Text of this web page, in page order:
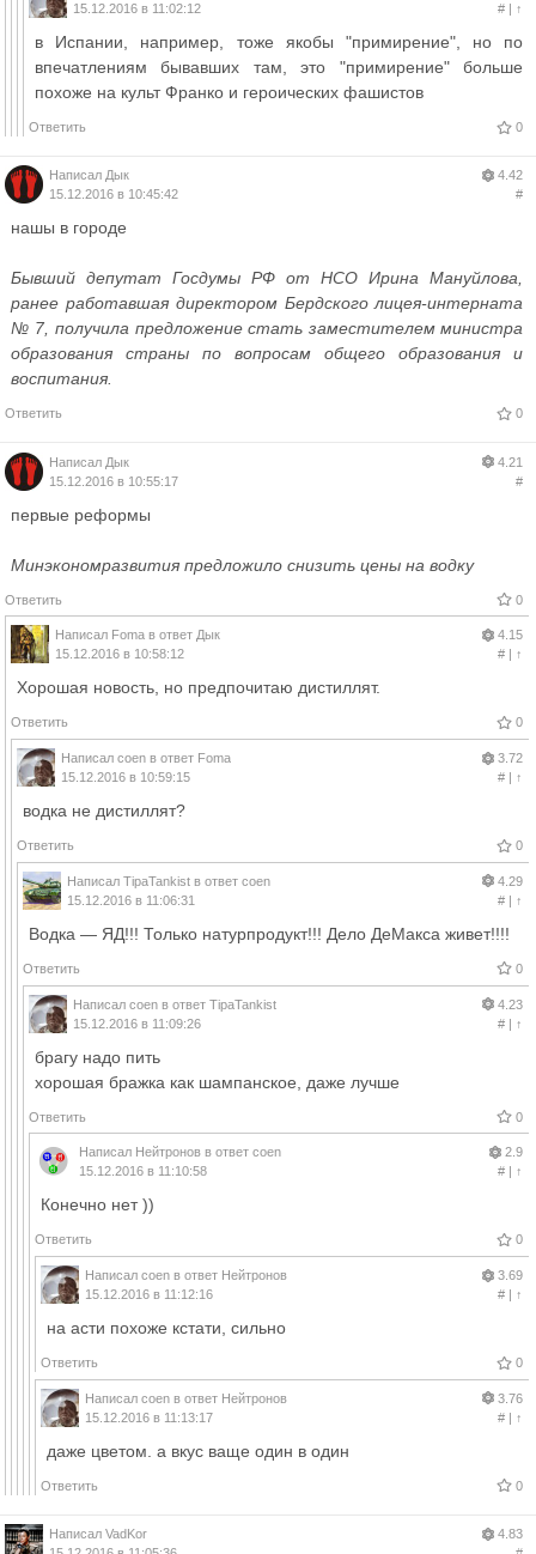
15.12.2016 в 11:02:12
#| ↑
в Испании, например, тоже якобы "примирение", но по
впечатлениям бывавших там, это "примирение" больше
похоже на культ Франко и героических фашистов
Ответить 0
Написал Дык
15.12.2016 в 10:45:42
4.42
#
нашы в городе
​Бывший депутат Госдумы РФ от НСО Ирина Мануйлова,
ранее работавшая директором Бердского лицея-интерната
№ 7, получила предложение стать заместителем министра
образования страны по вопросам общего образования и
воспитания.
Ответить 0
Написал Дык
15.12.2016 в 10:55:17
4.21
#
первые реформы
Минэкономразвития предложило снизить цены на водку
Ответить 0
Написал Foma в ответ Дык
15.12.2016 в 10:58:12
4.15
#| ↑
Хорошая новость, но предпочитаю дистиллят.
Ответить 0
Написал coen в ответ Foma
15.12.2016 в 10:59:15
3.72
#| ↑
водка не дистиллят?
Ответить 0
Написал TipaTankist в ответ coen
15.12.2016 в 11:06:31
4.29
#| ↑
Водка — ЯД!!! Только натурпродукт!!! Дело ДеМакса живет!!!!
Ответить 0
Написал coen в ответ TipaTankist
15.12.2016 в 11:09:26
4.23
#| ↑
брагу надо пить
хорошая бражка как шампанское, даже лучше
Ответить 0
Написал Нейтронов в ответ coen
15.12.2016 в 11:10:58
2.9
#| ↑
Конечно нет ))
Ответить 0
Написал coen в ответ Нейтронов
15.12.2016 в 11:12:16
3.69
#| ↑
на асти похоже кстати, сильно
Ответить 0
Написал coen в ответ Нейтронов
15.12.2016 в 11:13:17
3.76
#| ↑
даже цветом. а вкус ваще один в один
Ответить 0
Написал VadKor
4.83